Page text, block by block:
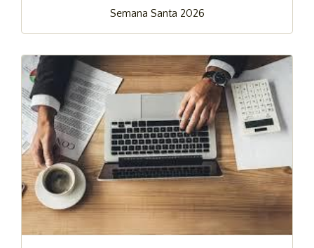
Semana Santa 2026